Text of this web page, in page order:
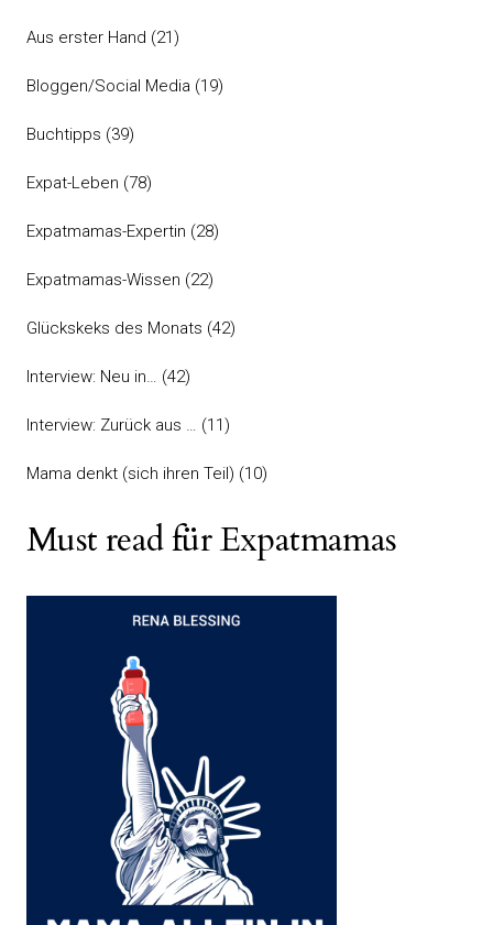
Aus erster Hand (21)
Bloggen/Social Media (19)
Buchtipps (39)
Expat-Leben (78)
Expatmamas-Expertin (28)
Expatmamas-Wissen (22)
Glückskeks des Monats (42)
Interview: Neu in… (42)
Interview: Zurück aus … (11)
Mama denkt (sich ihren Teil) (10)
Must read für Expatmamas